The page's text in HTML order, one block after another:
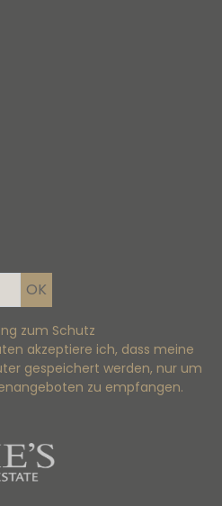
zum Schutz
akzeptiere ich, dass meine
gespeichert werden, nur um
zu empfangen.